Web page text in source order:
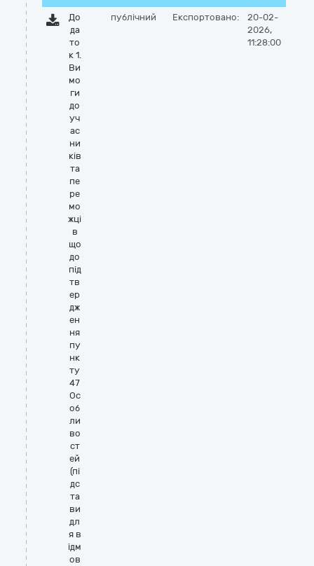
До
да
то
к 1.
Ви
мо
ги
до
уч
ас
ни
ків
та
пе
ре
мо
жці
в
що
до
під
тв
ер
дж
ен
ня
пу
нк
ту
47
Ос
об
ли
во
ст
ей
(пі
дс
та
ви
дл
я в
ідм
ов
публічний Експортовано:
20-02-
2026,
11:28:00